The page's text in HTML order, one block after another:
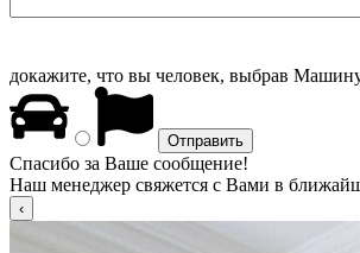
докажите, что вы человек, выбрав Машину
Спасибо за Ваше сообщение!
Наш менеджер свяжется с Вами в